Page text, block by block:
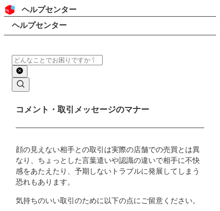
コンテンツにスキップ
ヘッダー
ヘルプセンター
検索
パンくずリスト
ヘルプセンター
検索
メインコンテンツ
コメント・取引メッセージのマナー
顔の見えない相手との取引は実際の店舗での売買とは異
なり、ちょっとした言葉遣いや認識の違いで相手に不快
感をあたえたり、予期しないトラブルに発展してしまう
恐れもあります。
気持ちのいい取引のために以下の点にご留意ください。